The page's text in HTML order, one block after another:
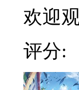
欢迎
评分: